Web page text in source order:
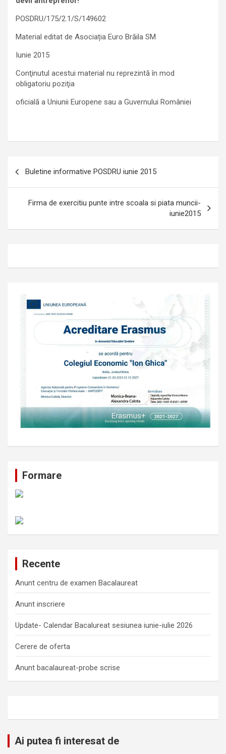
POSDRU/175/2.1/S/149602
Material editat de Asociația Euro Brăila SM
Iunie 2015
Conţinutul acestui material nu reprezintă în mod
obligatoriu poziţia
oficială a Uniunii Europene sau a Guvernului României
articole
Buletine informative POSDRU iunie 2015
Firma de exercitiu punte intre scoala si piata muncii-
iunie2015
Formare
Recente
Anunt centru de examen Bacalaureat
Anunt inscriere
Update- Calendar Bacalureat sesiunea iunie-iulie 2026
Cerere de oferta
Anunt bacalaureat-probe scrise
Ai putea fi interesat de